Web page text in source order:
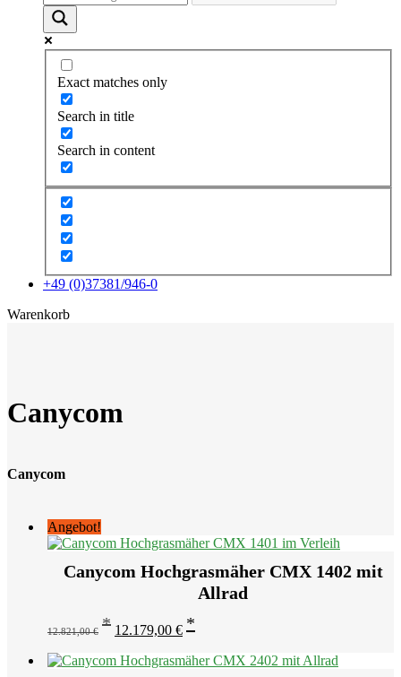
Exact matches only
Search in title
Search in content
+49 (0)37381/946-0
Warenkorbx
Canycom
Canycom
Angebot!
Canycom Hochgrasmäher CMX 1402 mit
Allrad
12.821,00€
Ursprünglicher
Preis
war:
12.179,00 €
ist: